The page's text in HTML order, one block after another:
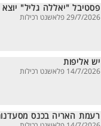
פסטיבל "יאללה גליל"
29/7/2026 פלאשנט רכילות
יש אליפות
14/7/2026 פלאשנט רכילות
רעמת האריה בכנס